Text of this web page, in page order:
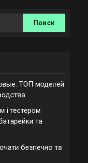
ТОП моделей
і тестером
та
безпечно та